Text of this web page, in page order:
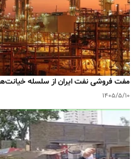
مفت فروشی نفت ایران از سلسله
۱۴۰۵/۵/۱۰